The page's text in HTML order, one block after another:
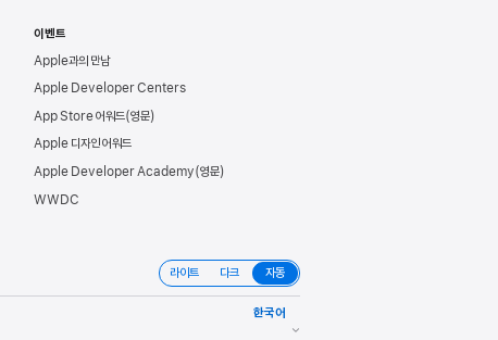
이벤트
Apple과의 만남
Apple Developer Centers
App Store 어워드
Apple 디자인 어워드
Apple Developer Academy
WWDC
라이트 다크 자동